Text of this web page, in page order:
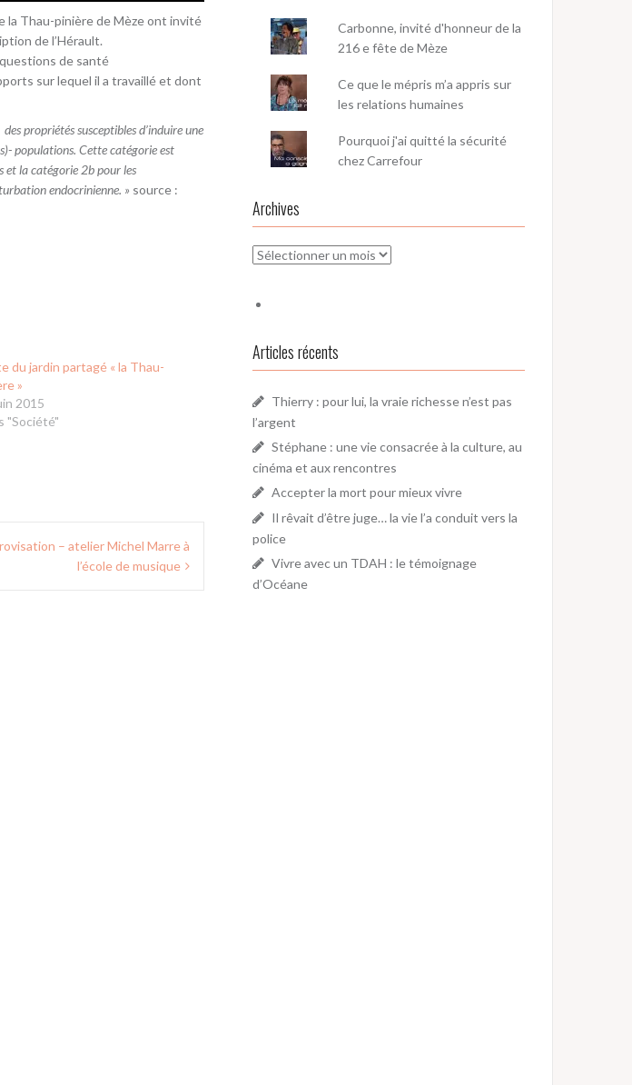
la Thau-pinière de Mèze ont invité
de l’Hérault.
de santé
sur lequel il a travaillé et dont
propriétés susceptibles d’induire une
populations. Cette catégorie est
et la catégorie 2b pour les
endocrinienne. » source :
du jardin partagé « la Thau-
»
2015
"Société"
– atelier Michel Marre à
l’école de musique
Carbonne, invité d'honneur de la
216 e fête de Mèze
Ce que le mépris m’a appris sur
les relations humaines
Pourquoi j'ai quitté la sécurité
chez Carrefour
Archives
Archives
Articles récents
Thierry : pour lui, la vraie richesse n’est pas
l’argent
Stéphane : une vie consacrée à la culture, au
cinéma et aux rencontres
Accepter la mort pour mieux vivre
Il rêvait d’être juge… la vie l’a conduit vers la
police
Vivre avec un TDAH : le témoignage
d’Océane